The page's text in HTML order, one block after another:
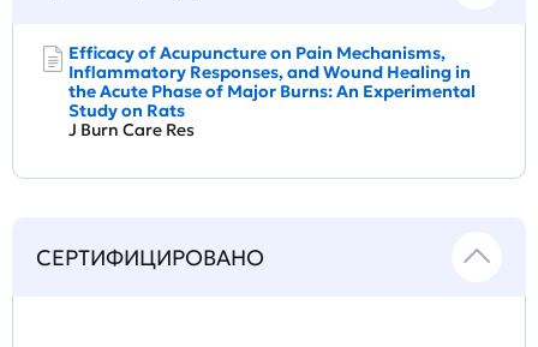
Efficacy of Acupuncture on Pain Mechanisms,
Inflammatory Responses, and Wound Healing in
the Acute Phase of Major Burns: An Experimental
Study on Rats
J Burn Care Res
СЕРТИФИЦИРОВАНО